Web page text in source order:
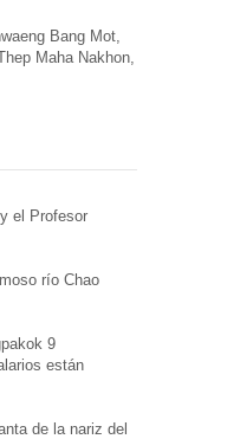
Bang Mot,
Maha Nakhon,
el Profesor
río Chao
9
están
de la nariz del